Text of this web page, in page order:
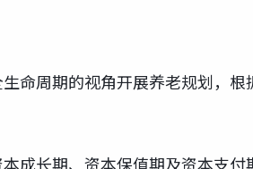
命周期的视角开展养老规划，根